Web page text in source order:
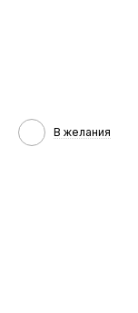
В желания